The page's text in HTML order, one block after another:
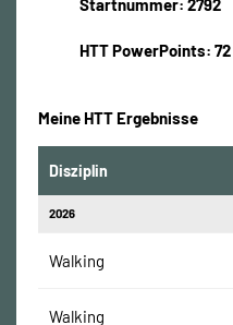
Startnummer: 2792
HTT PowerPoints: 72
Meine HTT Ergebnisse
Disziplin
2026
Walking
Walking